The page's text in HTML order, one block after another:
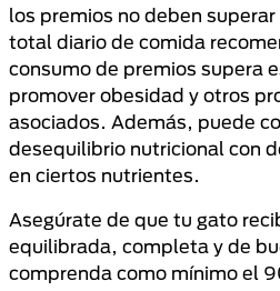
los premios no deben
total diario de comida
consumo de premios supera
promover obesidad y otros
asociados. Además, puede
desequilibrio nutricional con
en ciertos nutrientes.
Asegúrate de que tu gato
equilibrada, completa y de
comprenda como mínimo el